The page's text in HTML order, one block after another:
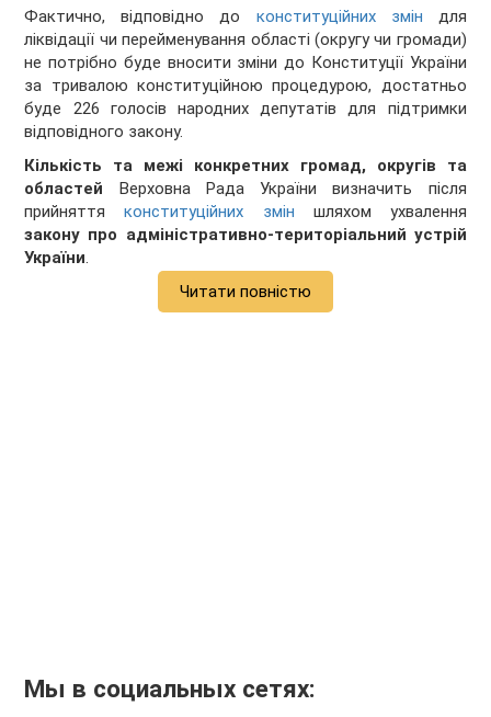
Фактично, відповідно до конституційних змін для
ліквідації чи перейменування області (округу чи громади)
не потрібно буде вносити зміни до Конституції України
за тривалою конституційною процедурою, достатньо
буде 226 голосів народних депутатів для підтримки
відповідного закону.
Кількість та межі конкретних громад, округів та
областей Верховна Рада України визначить після
прийняттяконституційних змін шляхом ухвалення
закону про адміністративно-територіальний устрій
України.
Читати повністю
Мы в социальных сетях: